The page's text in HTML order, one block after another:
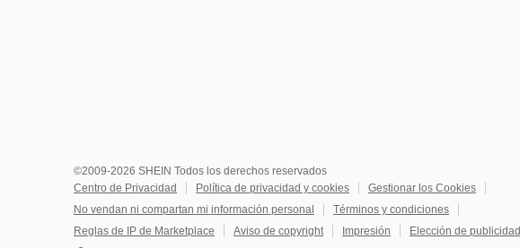
©2009-2026 SHEIN Todos los derechos reservados
Centro de Privacidad
Política de privacidad y cookies
Gestionar los Cookies
No vendan ni compartan mi información personal
Términos y condiciones
Reglas de IP de Marketplace
Aviso de copyright Impresión
Elección de publicidad